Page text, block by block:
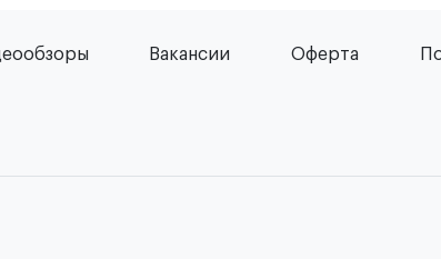
Вакансии Оферта